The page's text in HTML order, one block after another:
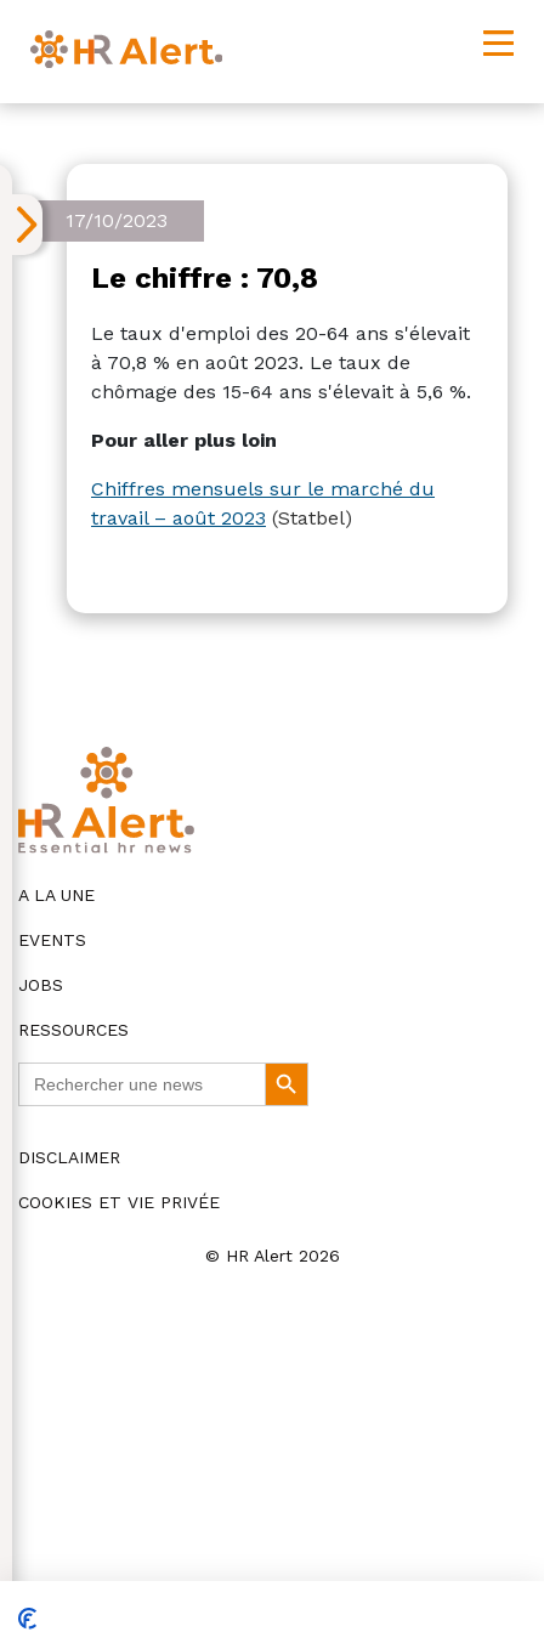
17/10/2023
Le chiffre : 70,8
Le taux d'emploi des 20-64 ans s'élevait
à 70,8 % en août 2023. Le taux de
chômage des 15-64 ans s'élevait à 5,6 %.
Pour aller plus loin
Chiffres mensuels sur le marché du
travail – août 2023 (Statbel)
A LA UNE
EVENTS
JOBS
RESSOURCES
Search
Button
DISCLAIMER
COOKIES ET VIE PRIVÉE
© HR Alert 2026